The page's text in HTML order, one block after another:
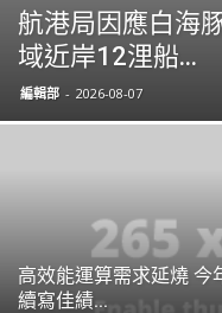
航港局因應白海
域近岸12浬船...
編輯部 - 2026-08-07
高效能運算需求延燒 今
續寫佳績...